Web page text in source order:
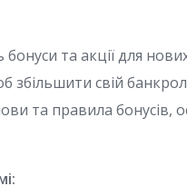
та акції для
збільшити свій
та правила бонусів,